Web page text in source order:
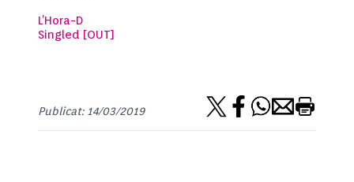
L’Hora-D
Singled [OUT]
Publicat: 14/03/2019